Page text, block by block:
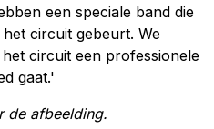
een speciale band die
circuit gebeurt. We
circuit een professionele
gaat.'
de afbeelding.